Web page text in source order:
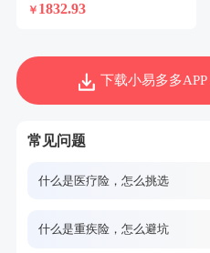
￥ 1832.93
下载小易多多
常见问题
什么是医疗险，怎么挑选
什么是重疾险，怎么避坑